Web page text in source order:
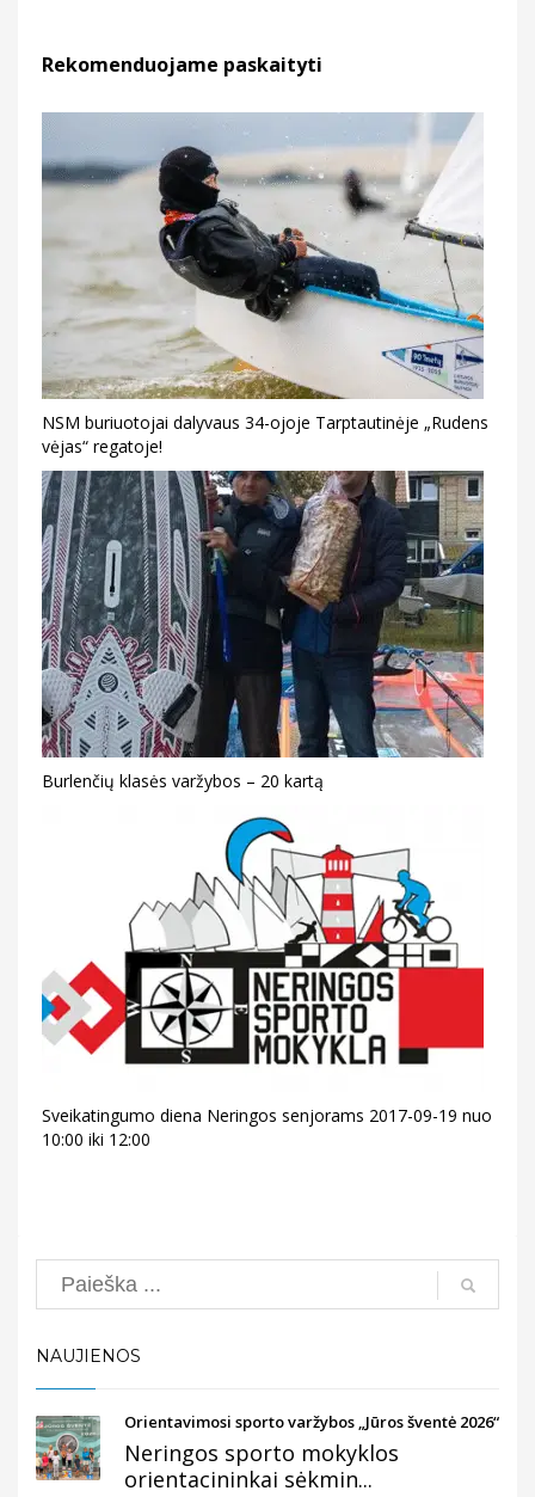
Rekomenduojame paskaityti
NSM buriuotojai dalyvaus 34-ojoje Tarptautinėje „Rudens
vėjas“ regatoje!
Burlenčių klasės varžybos – 20 kartą
Sveikatingumo diena Neringos senjorams 2017-09-19 nuo
10:00 iki 12:00
Search
NAUJIENOS
Orientavimosi sporto varžybos „Jūros šventė 2026“
Neringos sporto mokyklos
orientacininkai sėkmin...